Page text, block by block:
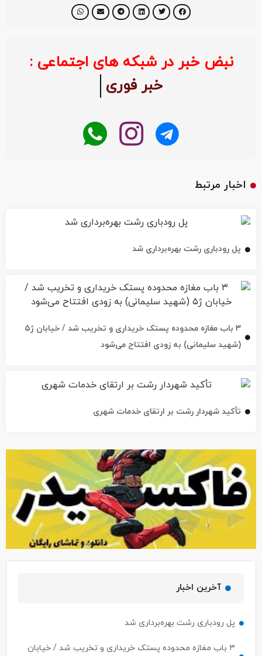
نبض خبر در شبکه های اجتماعی :
خبر فوری
اخبار مرتبط
پل رودباری رشت بهره‌برداری شد
۳ باب مغازه محدوده پستک خریداری و تخریب شد / خیابان ژ۵
(شهید سلیمانی) به زودی افتتاح می‌شود
تأکید شهردار رشت بر ارتقای خدمات شهری
آخرین اخبار
پل رودباری رشت بهره‌برداری شد
۳ باب مغازه محدوده پستک خریداری و تخریب شد / خیابان